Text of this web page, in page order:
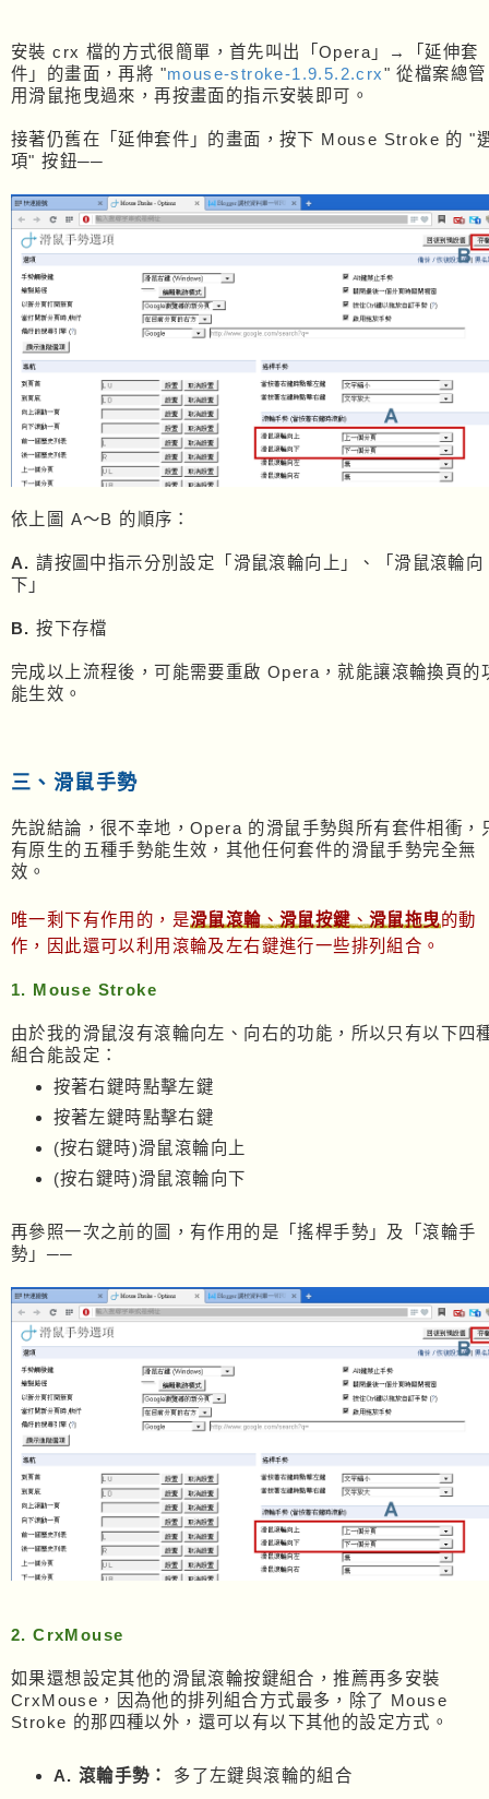
安裝 crx 檔的方式很簡單，首先叫出「Opera」→「延伸套
件」的畫面，再將 "mouse-stroke-1.9.5.2.crx" 從檔案總管
用滑鼠拖曳過來，再按畫面的指示安裝即可。
接著仍舊在「延伸套件」的畫面，按下 Mouse Stroke 的 "
項" 按鈕──
依上圖 A～B 的順序：
A. 請按圖中指示分別設定「滑鼠滾輪向上」、「滑鼠滾輪向
下」
B. 按下存檔
完成以上流程後，可能需要重啟 Opera，就能讓滾輪換頁的
能生效。
三、滑鼠手勢
先說結論，很不幸地，Opera 的滑鼠手勢與所有套件相衝，
有原生的五種手勢能生效，其他任何套件的滑鼠手勢完全無
效。
唯一剩下有作用的，是滑鼠滾輪、滑鼠按鍵、滑鼠拖曳的動
作，因此還可以利用滾輪及左右鍵進行一些排列組合。
1. Mouse Stroke
由於我的滑鼠沒有滾輪向左、向右的功能，所以只有以下四
組合能設定：
按著右鍵時點擊左鍵
按著左鍵時點擊右鍵
(按右鍵時)滑鼠滾輪向上
(按右鍵時)滑鼠滾輪向下
再參照一次之前的圖，有作用的是「搖桿手勢」及「滾輪手
勢」──
2. CrxMouse
如果還想設定其他的滑鼠滾輪按鍵組合，推薦再多安裝
CrxMouse，因為他的排列組合方式最多，除了 Mouse
Stroke 的那四種以外，還可以有以下其他的設定方式。
A. 滾輪手勢： 多了左鍵與滾輪的組合